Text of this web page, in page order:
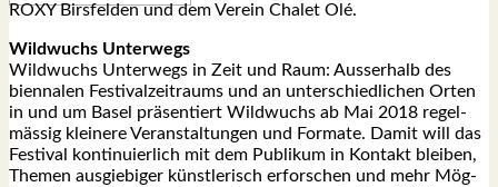
ROXY Birs­fel­den und dem Ver­ein Cha­let Olé.
Wild­wuchs Unter­wegs
Wild­wuchs Unter­wegs in Zeit und Raum: Aus­ser­halb des
bien­na­len Fes­ti­val­zeit­raums und an unter­schied­li­chen Orten
in und um Basel prä­sen­tiert Wild­wuchs ab Mai 2018 regel­
mäs­sig klei­ne­re Ver­an­stal­tun­gen und For­ma­te. Damit will das
Fes­ti­val kon­ti­nu­ier­lich mit dem Publi­kum in Kon­takt blei­ben,
The­men aus­gie­bi­ger künst­le­risch erfor­schen und mehr Mög­